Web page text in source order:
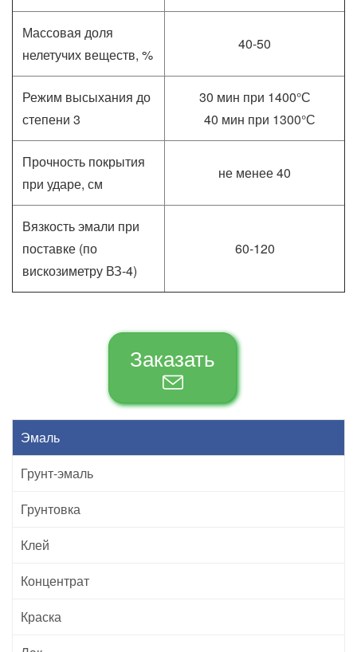
Массовая доля
нелетучих веществ, %
40-50
Режим высыхания до
степени 3
30 мин при 1400°С
40 мин при 1300°С
Прочность покрытия
при ударе, см
не менее 40
Вязкость эмали при
поставке (по
вискозиметру ВЗ-4)
60-120
Заказать
Эмаль
Грунт-эмаль
Грунтовка
Клей
Концентрат
Краска